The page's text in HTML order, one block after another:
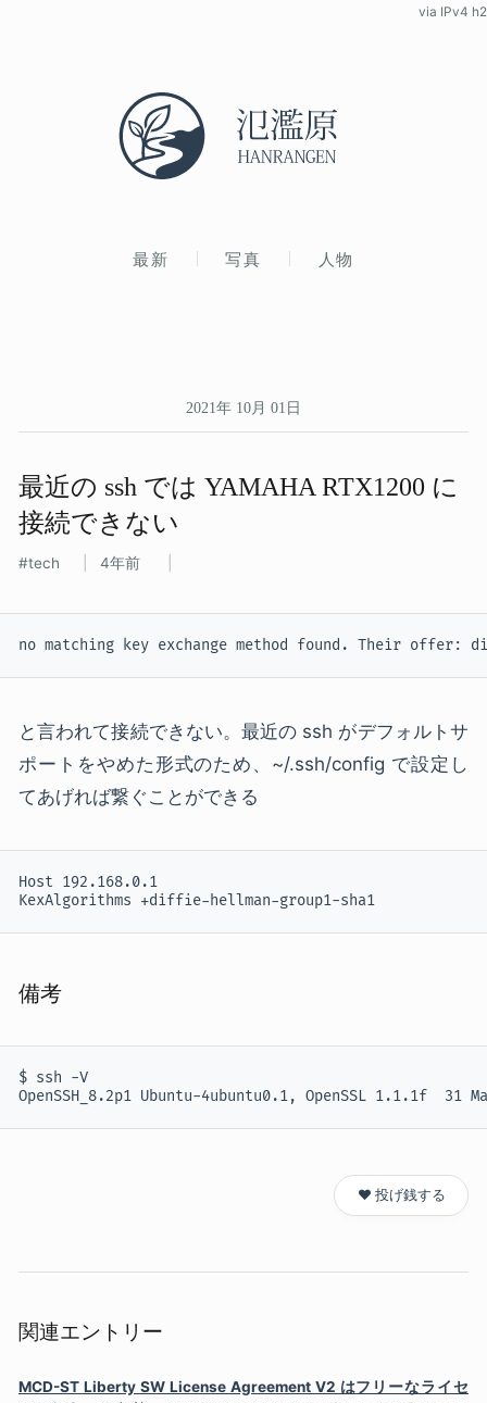
最新 写真 人物
via IPv4 h2
2021年 10月 01日
最近の​ ssh では​ YAMAHA RTX1200 に​
接続できない
tech 4年前
no matching key exchange method found. Their offer:
と言われて接続できない。最近の ssh がデフォルトサ
ポートをやめた形式のため、~/.ssh/config で設定し
てあげれば繋ぐことができる
Host 192.168.0.1
KexAlgorithms +diffie-hellman-group1-sha1
備考
$ ssh -V
OpenSSH_8.2p1 Ubuntu-4ubuntu0.1, OpenSSL 1.1.1f  31
❤️ 投げ銭する
関連エントリー
MCD-ST Liberty SW License Agreement V2 はフリーなライセ